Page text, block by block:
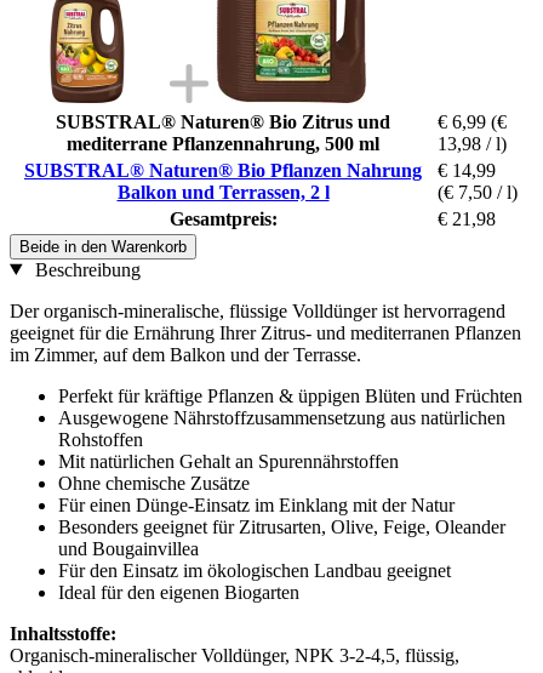
SUBSTRAL® Naturen® Bio Zitrus und
mediterrane Pflanzennahrung, 500 ml
€ 6,99 (€
13,98 / l)
SUBSTRAL® Naturen® Bio Pflanzen Nahrung
Balkon und Terrassen, 2 l
€ 14,99
(€ 7,50 / l)
Gesamtpreis:
€ 21,98
Beide in den Warenkorb
Beschreibung
Der organisch-mineralische, flüssige Volldünger ist hervorragend
geeignet für die Ernährung Ihrer Zitrus- und mediterranen Pflanzen
im Zimmer, auf dem Balkon und der Terrasse.
Perfekt für kräftige Pflanzen & üppigen Blüten und Früchten
Ausgewogene Nährstoffzusammensetzung aus natürlichen
Rohstoffen
Mit natürlichen Gehalt an Spurennährstoffen
Ohne chemische Zusätze
Für einen Dünge-Einsatz im Einklang mit der Natur
Besonders geeignet für Zitrusarten, Olive, Feige, Oleander
und Bougainvillea
Für den Einsatz im ökologischen Landbau geeignet
Ideal für den eigenen Biogarten
Inhaltsstoffe:
Organisch-mineralischer Volldünger, NPK 3-2-4,5, flüssig,